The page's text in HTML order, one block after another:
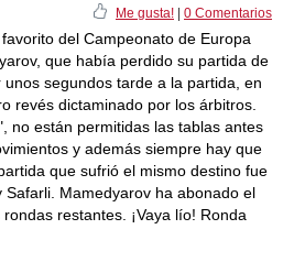
Me gusta! 0 Comentarios
del Campeonato de Europa
que había perdido su partida de
segundos tarde a la partida, en
revés dictaminado por los árbitros.
no están permitidas las tablas antes
y además siempre hay que
que sufrió el mismo destino fue
Safarli. Mamedyarov ha abonado el
restantes. ¡Vaya lío! Ronda